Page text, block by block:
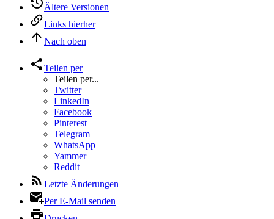
Ältere Versionen
Links hierher
Nach oben
Teilen per
Teilen per...
Twitter
LinkedIn
Facebook
Pinterest
Telegram
WhatsApp
Yammer
Reddit
Letzte Änderungen
Per E-Mail senden